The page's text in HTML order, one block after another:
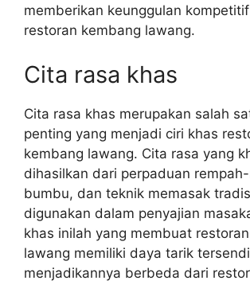
memberikan keunggulan
restoran kembang lawang.
Cita rasa khas
Cita rasa khas merupakan salah
penting yang menjadi ciri khas
kembang lawang. Cita rasa yang
dihasilkan dari perpaduan
bumbu, dan teknik memasak
digunakan dalam penyajian
khas inilah yang membuat
lawang memiliki daya tarik
menjadikannya berbeda dari